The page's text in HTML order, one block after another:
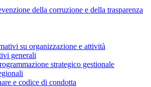
della corruzione e della trasparenza
su organizzazione e attività
generali
strategico gestionale
e codice di condotta